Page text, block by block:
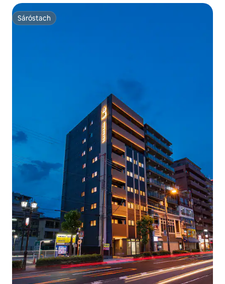
bláthchoillte agus sciáil | Le haghaidh turais teaghlaigh
agus fanachtaí leanúnacha, gar do Stáisiún Furano.
Sáróstach
Sáróstach